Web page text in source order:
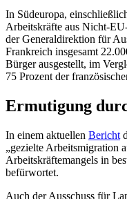
In Südeuropa,
Arbeitskräfte aus Nicht-
der Generaldirektion für
Frankreich insgesamt
Bürger ausgestellt, im
75 Prozent der
Ermutigung
In einem aktuellen Bericht
„gezielte Arbeitsmigration
Arbeitskräftemangels in
befürwortet.
Auch der Ausschuss für